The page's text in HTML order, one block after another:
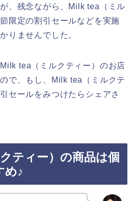
、残念ながら、Milk tea（ミル
限定の割引セールなどを実施
りませんでした。
tea（ミルクティー）のお店
で、もし、Milk tea（ミルクテ
セールをみつけたらシェアさ
ティー）の商品は個
め♪